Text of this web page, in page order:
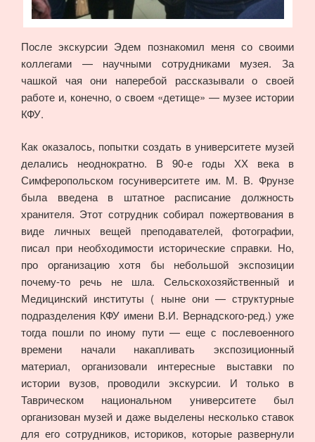
После экскурсии Эдем познакомил меня со своими
коллегами — научными сотрудниками музея. За
чашкой чая они наперебой рассказывали о своей
работе и, конечно, о своем «детище» — музее истории
КФУ.
Как оказалось, попытки создать в университете музей
делались неоднократно. В 90-е годы ХХ века в
Симферопольском госуниверситете им. М. В. Фрунзе
была введена в штатное расписание должность
хранителя. Этот сотрудник собирал пожертвования в
виде личных вещей преподавателей, фотографии,
писал при необходимости исторические справки. Но,
про организацию хотя бы небольшой экспозиции
почему-то речь не шла. Сельскохозяйственный и
Медицинский институты ( ныне они — структурные
подразделения КФУ имени В.И. Вернадского-ред.) уже
тогда пошли по иному пути — еще с послевоенного
времени начали накапливать экспозиционный
материал, организовали интересные выставки по
истории вузов, проводили экскурсии. И только в
Таврическом национальном университете был
организован музей и даже выделены несколько ставок
для его сотрудников, историков, которые развернули